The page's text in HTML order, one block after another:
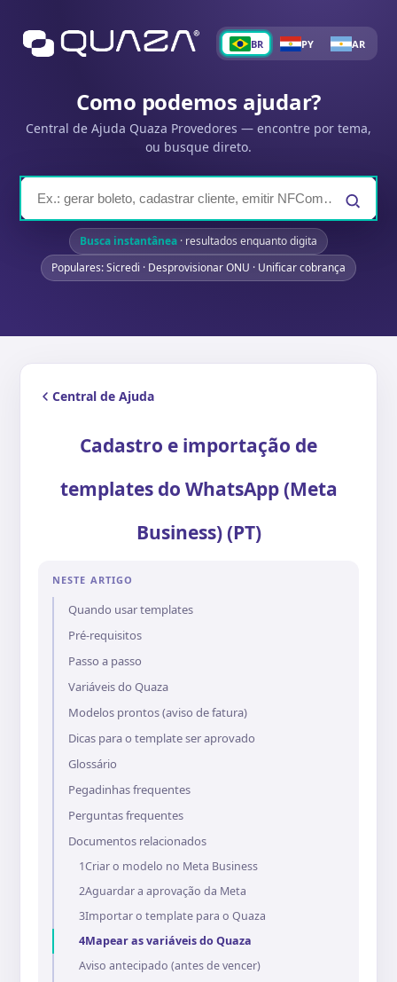
BR PY AR
Como podemos ajudar?
Central de Ajuda Quaza Provedores — encontre por tema,
ou busque direto.
Busca instantânea · resultados enquanto digita
Populares: Sicredi · Desprovisionar ONU · Unificar cobrança
Central de Ajuda
Cadastro e importação de
templates do WhatsApp (Meta
Business) (PT)
NESTE ARTIGO
Quando usar templates
Pré-requisitos
Passo a passo
Variáveis do Quaza
Modelos prontos (aviso de fatura)
Dicas para o template ser aprovado
Glossário
Pegadinhas frequentes
Perguntas frequentes
Documentos relacionados
1Criar o modelo no Meta Business
2Aguardar a aprovação da Meta
3Importar o template para o Quaza
4Mapear as variáveis do Quaza
Aviso antecipado (antes de vencer)